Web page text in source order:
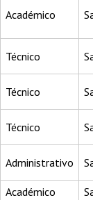
Académico
Técnico
Técnico
Técnico
Administrativo
Académico